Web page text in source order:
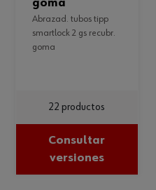
abrazad. tubos tipp
smartlock 2 gs recubr.
goma
22 productos
Consultar
versiones